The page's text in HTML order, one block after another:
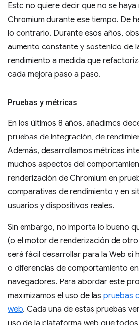
Esto no quiere decir que no se
Chromium durante ese tiempo. De
lo contrario. Durante esos años,
aumento constante y sostenido de
rendimiento a medida que
cada mejora paso a paso.
Pruebas y métricas
En los últimos 8 años, añadimos
pruebas de integración, de
Además, desarrollamos métricas
muchos aspectos del
renderización de Chromium en
comparativas de rendimiento y en
usuarios y dispositivos reales.
Sin embargo, no importa lo bueno
(o el motor de renderización de
será fácil desarrollar para la Web si
o diferencias de comportamiento
navegadores. Para abordar este
maximizamos el uso de las pruebas
web. Cada una de estas pruebas
uso de la plataforma web que